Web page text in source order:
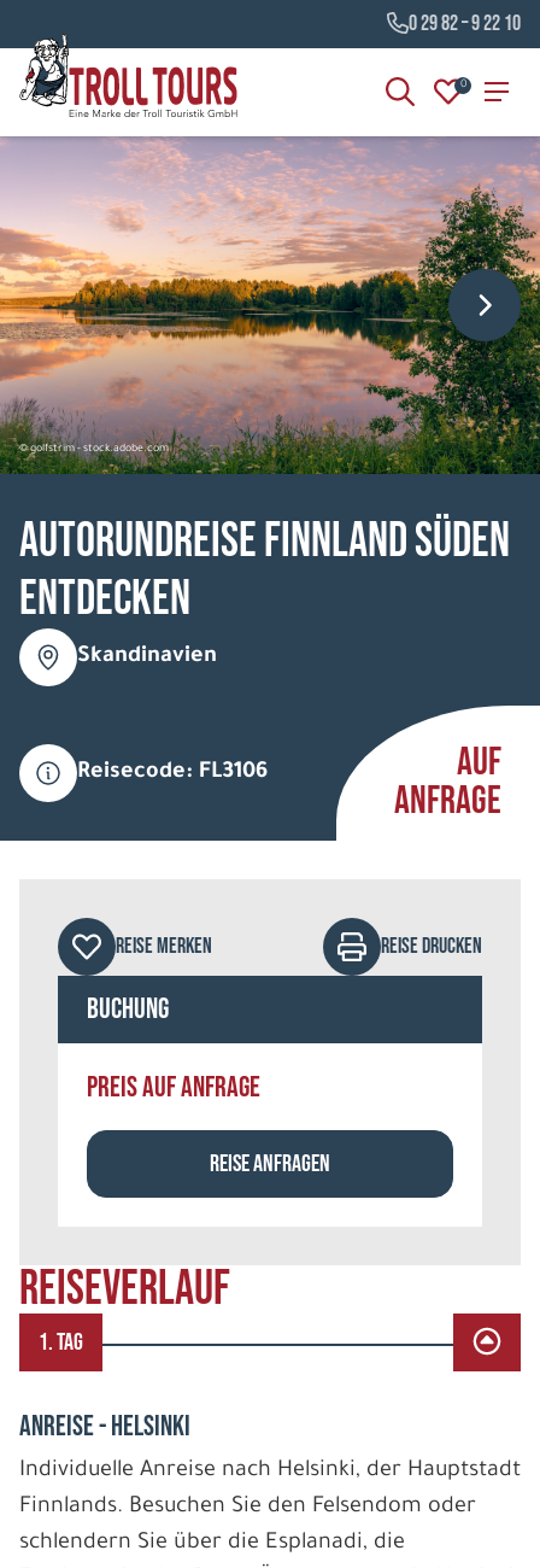
0 29 82 – 9 22 10
0
© golfstrim - stock.adobe.com
Autorundreise Finnland Süden
entdecken
Skandinavien
Reisecode: FL3106
AUF
ANFRAGE
REISEVERLAUF
1. TAG
ANREISE - HELSINKI
Individuelle Anreise nach Helsinki, der Hauptstadt
Finnlands. Besuchen Sie den Felsendom oder
schlendern Sie über die Esplanadi, die
REISE MERKEN REISE DRUCKEN
Buchung
PREIS AUF ANFRAGE
REISE ANFRAGEN